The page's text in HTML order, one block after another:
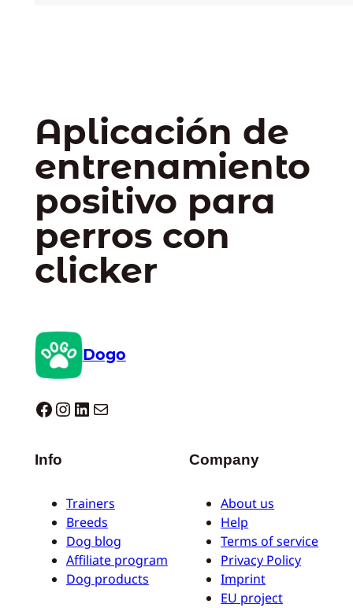
Aplicación de
entrenamiento
positivo para
perros con
clicker
Dogo
Dogo facebook InstagramLinkedIn Correo electrónico
Info
Trainers
Breeds
Dog blog
Affiliate program
Dog products
Company
About us
Help
Terms of service
Privacy Policy
Imprint
EU project